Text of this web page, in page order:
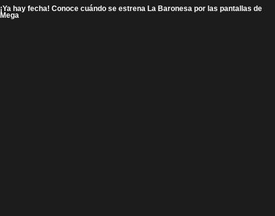
¡Ya hay fecha! Conoce cuándo se estrena La Baronesa por las pantallas de
Mega